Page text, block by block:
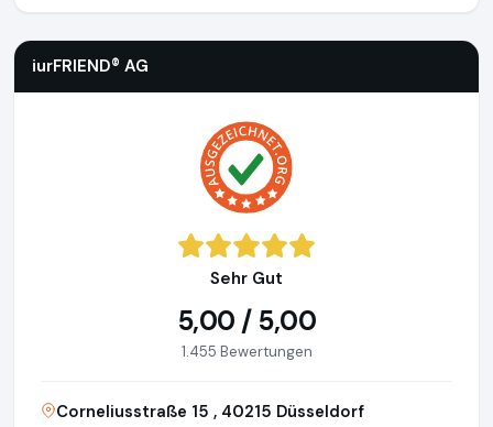
iurFRIEND® AG
Sehr Gut
5,00 / 5,00
1.455 Bewertungen
Corneliusstraße 15 , 40215 Düsseldorf